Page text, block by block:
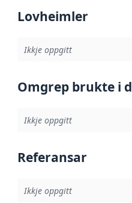
Lovheimler
Ikkje oppgitt
Omgrep brukte i
Ikkje oppgitt
Referansar
Ikkje oppgitt